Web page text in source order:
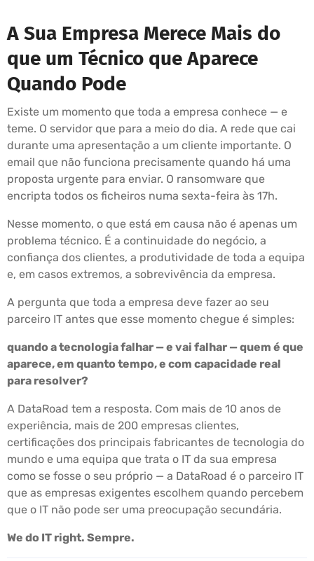
A Sua Empresa Merece Mais do
que um Técnico que Aparece
Quando Pode
Existe um momento que toda a empresa conhece — e
teme. O servidor que para a meio do dia. A rede que cai
durante uma apresentação a um cliente importante. O
email que não funciona precisamente quando há uma
proposta urgente para enviar. O ransomware que
encripta todos os ficheiros numa sexta-feira às 17h.
Nesse momento, o que está em causa não é apenas um
problema técnico. É a continuidade do negócio, a
confiança dos clientes, a produtividade de toda a equipa
e, em casos extremos, a sobrevivência da empresa.
A pergunta que toda a empresa deve fazer ao seu
parceiro IT antes que esse momento chegue é simples:
quando a tecnologia falhar — e vai falhar — quem é que
aparece, em quanto tempo, e com capacidade real
para resolver?
A DataRoad tem a resposta. Com mais de 10 anos de
experiência, mais de 200 empresas clientes,
certificações dos principais fabricantes de tecnologia do
mundo e uma equipa que trata o IT da sua empresa
como se fosse o seu próprio — a DataRoad é o parceiro IT
que as empresas exigentes escolhem quando percebem
que o IT não pode ser uma preocupação secundária.
We do IT right. Sempre.